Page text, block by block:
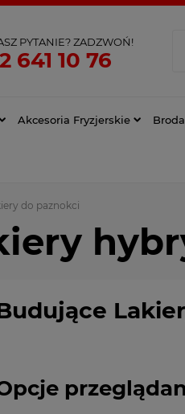
PYTANIE? ZADZWOŃ!
641 10 76
Akcesoria Fryzjerskie Broda
do paznokci